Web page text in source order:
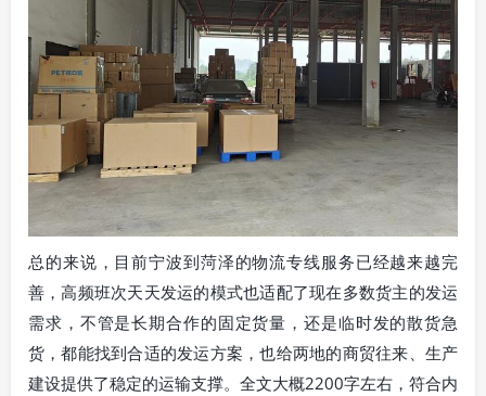
总的来说，目前宁波到菏泽的物流专线服务已经越来越完
善，高频班次天天发运的模式也适配了现在多数货主的发运
需求，不管是长期合作的固定货量，还是临时发的散货急
货，都能找到合适的发运方案，也给两地的商贸往来、生产
建设提供了稳定的运输支撑。全文大概2200字左右，符合内